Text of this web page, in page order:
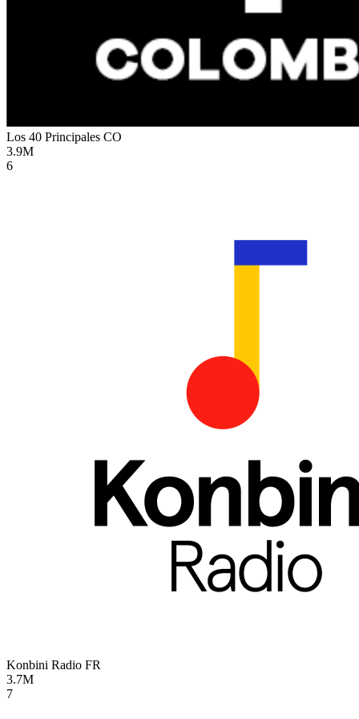
Los 40 Principales CO
3.9M
6
Konbini Radio FR
3.7M
7